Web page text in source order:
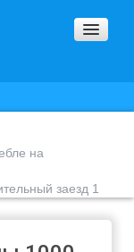
на
заезд 1